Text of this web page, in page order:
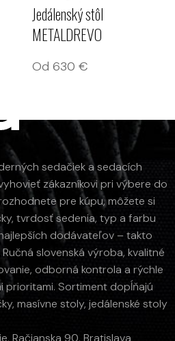
Jedálenský stôl
METALDREVO
Od 630 €
sedačiek a sedacích
zákazníkovi pri výbere do
pre kúpu, môžete si
tvrdosť sedenia, typ a farbu
dodávateľov – takto
slovenská výroba, kvalitné
odborná kontrola a rýchle
prioritami. Sortiment dopĺňajú
masívne stoly, jedálenské stoly
Račianska 90, Bratislava